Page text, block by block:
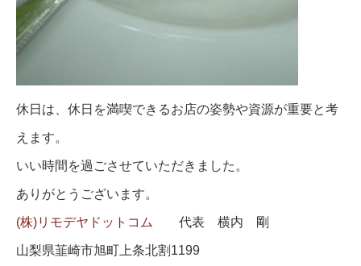
休日は、休日を満喫できるお店の姿勢や資源が重要と考
えます。
いい時間を過ごさせていただきました。
ありがとうございます。
(株)リモデヤドットコム 代表 横内 剛
山梨県韮崎市旭町上条北割1199